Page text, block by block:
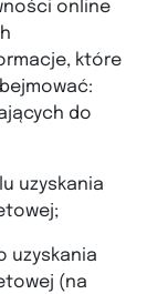
online
które
do
uzyskania
uzyskania
(na